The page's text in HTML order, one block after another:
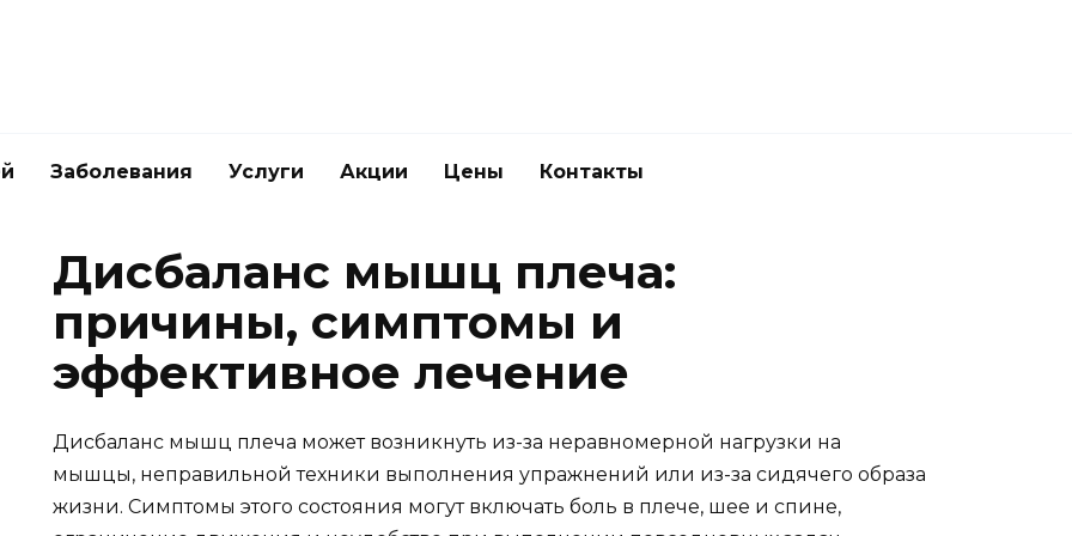
Заболевания Услуги Акции Цены Контакты
Дисбаланс мышц плеча:
причины, симптомы и
эффективное лечение
Дисбаланс мышц плеча может возникнуть из-за неравномерной нагрузки на
мышцы, неправильной техники выполнения упражнений или из-за сидячего образа
жизни. Симптомы этого состояния могут включать боль в плече, шее и спине,